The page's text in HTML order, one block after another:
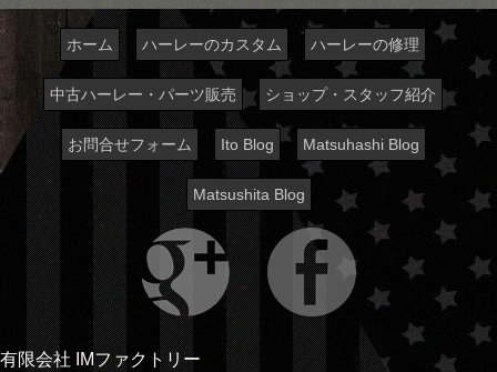
ホーム ハーレーのカスタム ハーレーの修理
中古ハーレー・パーツ販売 ショップ・スタッフ紹介
お問合せフォーム Ito Blog Matsuhashi Blog
Matsushita Blog
有限会社 IMファクトリー